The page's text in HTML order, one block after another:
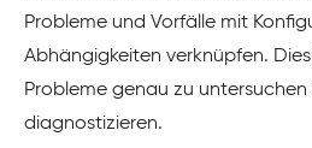
Probleme und Vorfälle mit
Abhängigkeiten verknüpfen.
Probleme genau zu untersuchen
diagnostizieren.